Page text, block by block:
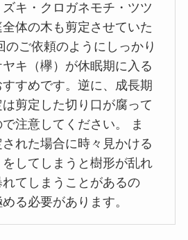
キ・クロガネモチ・ツツ
体の木も剪定させていた
のご依頼のようにしっかり
キ（欅）が休眠期に入る
すめです。逆に、成長期
剪定した切り口が腐って
注意してください。 ま
れた場合に時々見かける
をしてしまうと樹形が乱れ
てしまうことがあるの
る必要があります。